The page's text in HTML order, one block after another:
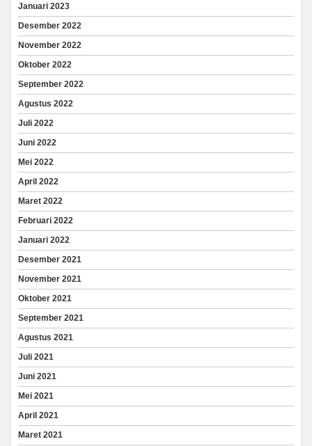
Januari 2023
Desember 2022
November 2022
Oktober 2022
September 2022
Agustus 2022
Juli 2022
Juni 2022
Mei 2022
April 2022
Maret 2022
Februari 2022
Januari 2022
Desember 2021
November 2021
Oktober 2021
September 2021
Agustus 2021
Juli 2021
Juni 2021
Mei 2021
April 2021
Maret 2021